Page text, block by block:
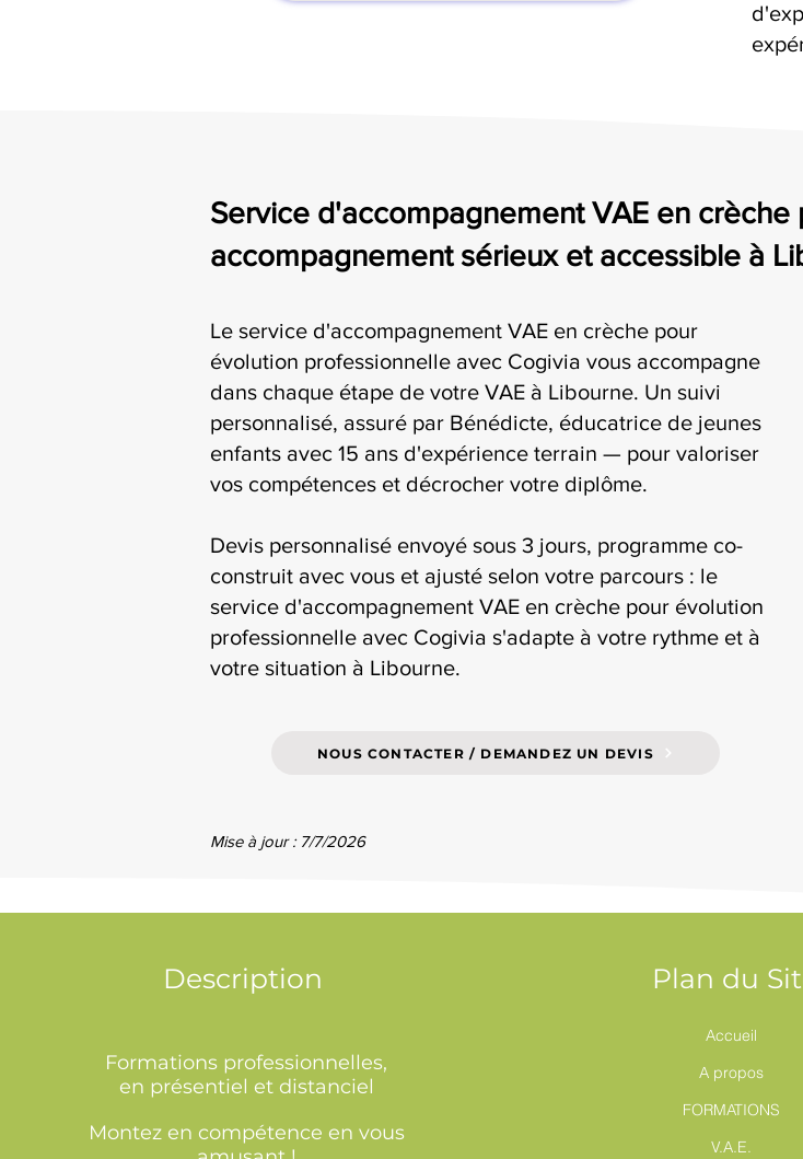
Service d'accompagnement VAE en
accompagnement sérieux et accessible à
Le service d'accompagnement VAE en crèche pour
évolution professionnelle avec Cogivia vous accompagne
dans chaque étape de votre VAE à Libourne. Un suivi
personnalisé, assuré par Bénédicte, éducatrice de jeunes
enfants avec 15 ans d'expérience terrain — pour valoriser
vos compétences et décrocher votre diplôme.
Devis personnalisé envoyé sous 3 jours, programme co-
construit avec vous et ajusté selon votre parcours : le
service d'accompagnement VAE en crèche pour évolution
professionnelle avec Cogivia s'adapte à votre rythme et à
votre situation à Libourne.
NOUS CONTACTER / DEMANDEZ UN DEVIS
Mise à jour : 7/7/2026
Description
Formations professionnelles,
en présentiel et distanciel
Montez en compétence en vous
Plan du
Accueil
A propos
FORMATIONS
V.A.E.